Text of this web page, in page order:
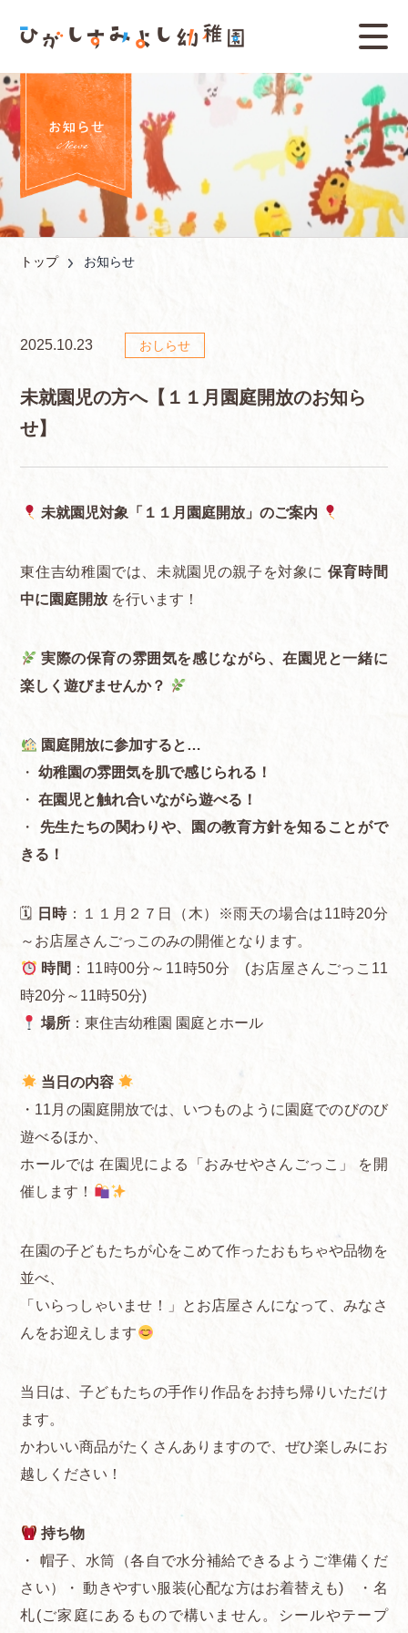
トップ お知らせ
2025.10.23 おしらせ
未就園児の方へ【１１月園庭開放のお知ら
せ】
未就園児対象「１１月園庭開放」のご案内
東住吉幼稚園では、未就園児の親子を対象に 保育時間
中に園庭開放 を行います！
実際の保育の雰囲気を感じながら、在園児と一緒に
楽しく遊びませんか？
園庭開放に参加すると…
・幼稚園の雰囲気を肌で感じられる！
・在園児と触れ合いながら遊べる！
・ 先生たちの関わりや、園の教育方針を知ることがで
きる！
🗓 日時：１１月２７日（木）※雨天の場合は11時20分
～お店屋さんごっこのみの開催となります。
時間 ：11時00分～11時50分 (お店屋さんごっこ11
時20分～11時50分)
場所：東住吉幼稚園 園庭とホール
当日の内容
・11月の園庭開放では、いつものように園庭でのびのび
遊べるほか、
ホールでは 在園児による「おみせやさんごっこ」 を開
催します！
在園の子どもたちが心をこめて作ったおもちゃや品物を
並べ、
「いらっしゃいませ！」とお店屋さんになって、みなさ
んをお迎えします
当日は、子どもたちの手作り作品をお持ち帰りいただけ
ます。
かわいい商品がたくさんありますので、ぜひ楽しみにお
越しください！
持ち物
・ 帽子、水筒（各自で水分補給できるようご準備くだ
さい）・ 動きやすい服装(心配な方はお着替えも) ・名
札(ご家庭にあるもので構いません。シールやテープ